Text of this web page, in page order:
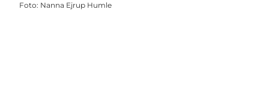
Foto: Nanna Ejrup Humle